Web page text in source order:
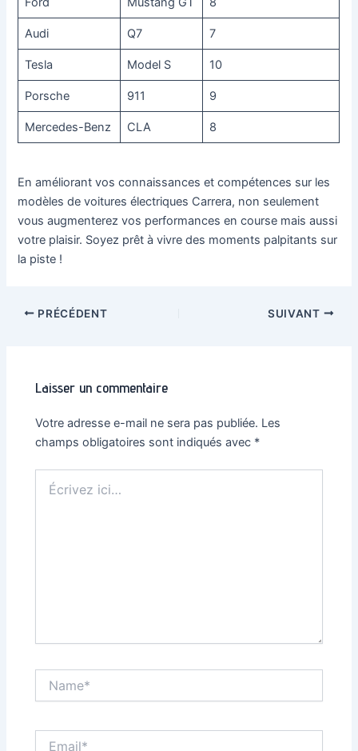
Audi Q7 7
Tesla Model S 10
Porsche 911 9
Mercedes-Benz CLA 8
En améliorant vos connaissances et compétences sur les
modèles de voitures électriques Carrera, non seulement
vous augmenterez vos performances en course mais aussi
votre plaisir. Soyez prêt à vivre des moments palpitants sur
la piste !
NavigationPRÉCÉDENT SUIVANT
Laisser un commentaire
Votre adresse e-mail ne sera pas publiée. Les
champs obligatoires sont indiqués avec *
ici…